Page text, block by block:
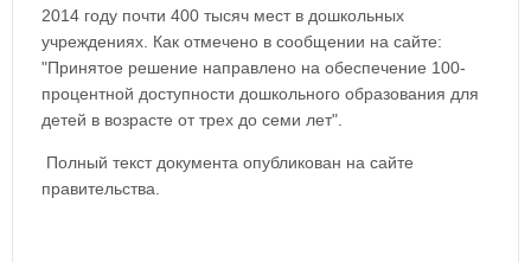
2014 году почти 400 тысяч мест в дошкольных
учреждениях. Как отмечено в сообщении на сайте:
"Принятое решение направлено на обеспечение 100-
процентной доступности дошкольного образования для
детей в возрасте от трех до семи лет".
Полный текст документа опубликован на сайте
правительства.